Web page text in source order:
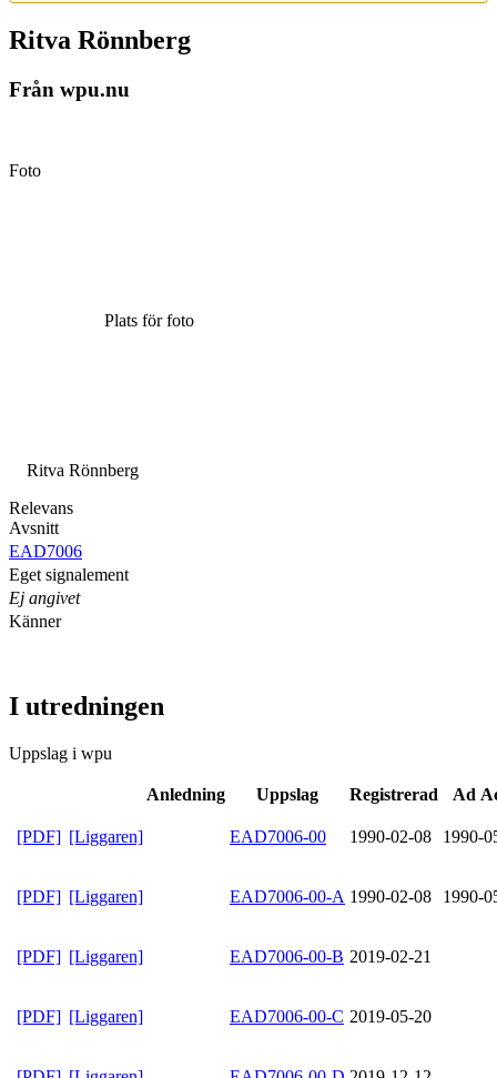
Ritva Rönnberg
Från wpu.nu
Foto
Plats för foto
Ritva Rönnberg
Relevans
Avsnitt
EAD7006
Eget signalement
Ej angivet
Känner
I utredningen
Uppslag i wpu
Anledning Uppslag Registrerad Ad
[PDF] [Liggaren] EAD7006-00 1990-02-08 1990-
[PDF] [Liggaren] EAD7006-00-A 1990-02-08 1990-
[PDF] [Liggaren] EAD7006-00-B 2019-02-21
[PDF] [Liggaren] EAD7006-00-C 2019-05-20